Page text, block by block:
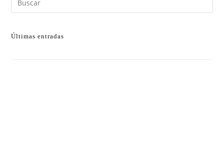
Últimas entradas